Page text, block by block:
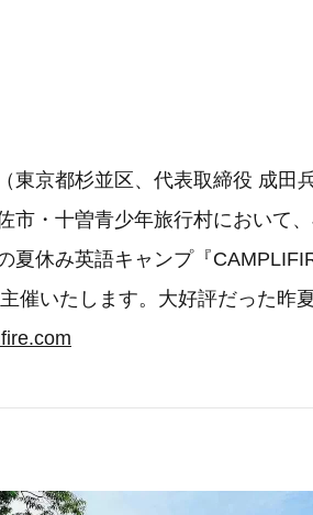
東京都杉並区、代表取締役 成田
市・十曽青少年旅行村において
夏休み英語キャンプ『
催いたします。大好評だった昨